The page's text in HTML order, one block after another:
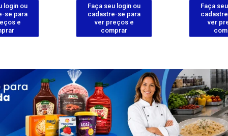
login ou
se para
e
Faça seu login ou
cadastre-se para
ver preços e
comprar
Faça
ver